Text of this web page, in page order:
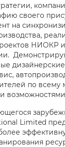
своего
на
НИОКР
по всему
Limited